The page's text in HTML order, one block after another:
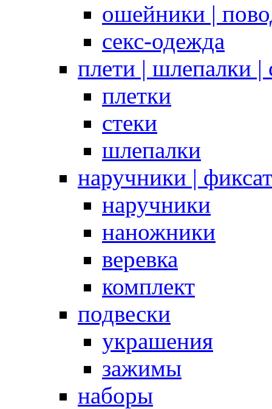
ошейники |
секс-одежда
плети | шлепалки |
плетки
стеки
шлепалки
наручники |
наручники
наножники
веревка
комплект
подвески
украшения
зажимы
наборы